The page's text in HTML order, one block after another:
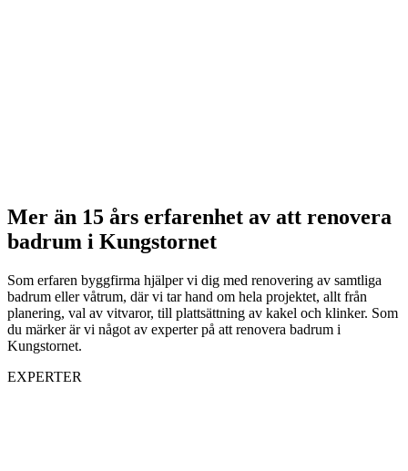
Mer än 15 års erfarenhet av att renovera
badrum i Kungstornet
Som erfaren byggfirma hjälper vi dig med renovering av samtliga
badrum eller våtrum, där vi tar hand om hela projektet, allt från
planering, val av vitvaror, till plattsättning av kakel och klinker. Som
du märker är vi något av experter på att renovera badrum i
Kungstornet.
EXPERTER